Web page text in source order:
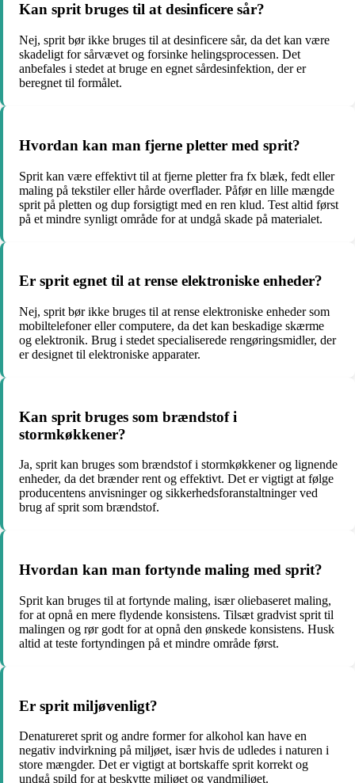
Kan sprit bruges til at desinficere sår?
Nej, sprit bør ikke bruges til at desinficere sår, da det kan være
skadeligt for sårvævet og forsinke helingsprocessen. Det
anbefales i stedet at bruge en egnet sårdesinfektion, der er
beregnet til formålet.
Hvordan kan man fjerne pletter med sprit?
Sprit kan være effektivt til at fjerne pletter fra fx blæk, fedt eller
maling på tekstiler eller hårde overflader. Påfør en lille mængde
sprit på pletten og dup forsigtigt med en ren klud. Test altid først
på et mindre synligt område for at undgå skade på materialet.
Er sprit egnet til at rense elektroniske enheder?
Nej, sprit bør ikke bruges til at rense elektroniske enheder som
mobiltelefoner eller computere, da det kan beskadige skærme
og elektronik. Brug i stedet specialiserede rengøringsmidler, der
er designet til elektroniske apparater.
Kan sprit bruges som brændstof i
stormkøkkener?
Ja, sprit kan bruges som brændstof i stormkøkkener og lignende
enheder, da det brænder rent og effektivt. Det er vigtigt at følge
producentens anvisninger og sikkerhedsforanstaltninger ved
brug af sprit som brændstof.
Hvordan kan man fortynde maling med sprit?
Sprit kan bruges til at fortynde maling, især oliebaseret maling,
for at opnå en mere flydende konsistens. Tilsæt gradvist sprit til
malingen og rør godt for at opnå den ønskede konsistens. Husk
altid at teste fortyndingen på et mindre område først.
Er sprit miljøvenligt?
Denatureret sprit og andre former for alkohol kan have en
negativ indvirkning på miljøet, især hvis de udledes i naturen i
store mængder. Det er vigtigt at bortskaffe sprit korrekt og
undgå spild for at beskytte miljøet og vandmiljøet.